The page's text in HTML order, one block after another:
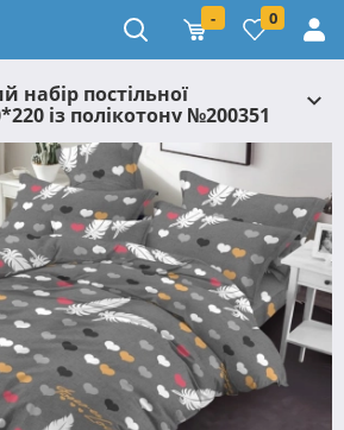
- 0
набір постільної
із полікотону №200351